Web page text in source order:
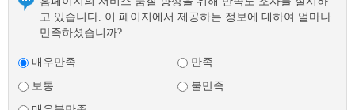
고 있습니다. 이 페이지에서 제공하는 정보에 대하여 얼마나
만족하셨습니까?
매우만족
만족
보통
불만족